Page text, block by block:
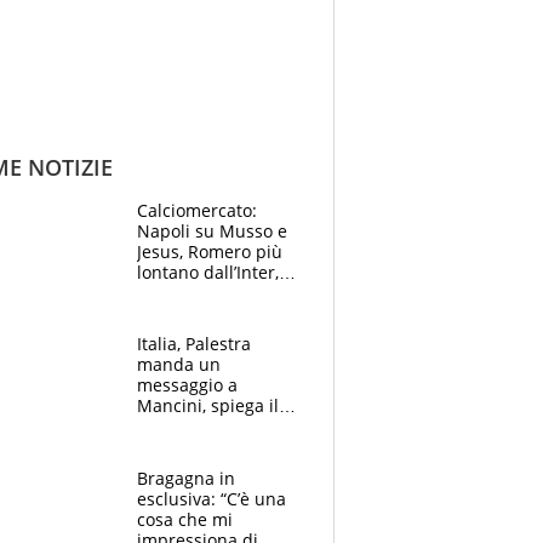
NOTIZIE
Calciomercato:
Napoli su Musso e
Jesus, Romero più
lontano dall’Inter,
tabellone
Italia, Palestra
manda un
messaggio a
Mancini, spiega il
l'alleanza con
Donnarumma
Bragagna in
esclusiva: “C’è una
cosa che mi